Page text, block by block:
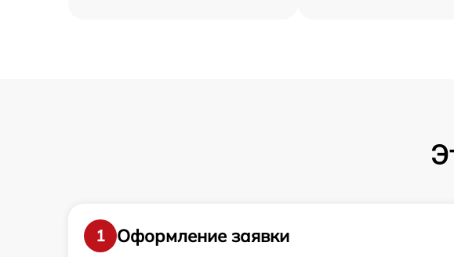
1
Оформление заявки